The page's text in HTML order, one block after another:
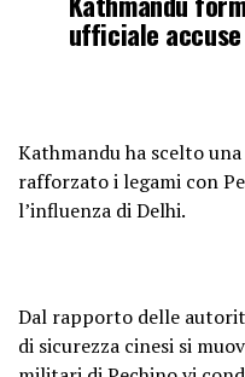
ufficiale
Kathmandu ha scelto
rafforzato i legami con
l’influenza di Delhi.
Dal rapporto delle
di sicurezza cinesi si